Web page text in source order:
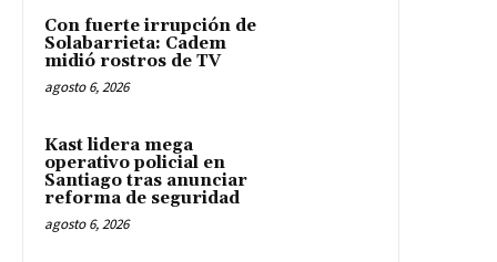
Con fuerte irrupción de
Solabarrieta: Cadem
midió rostros de TV
agosto 6, 2026
Kast lidera mega
operativo policial en
Santiago tras anunciar
reforma de seguridad
agosto 6, 2026